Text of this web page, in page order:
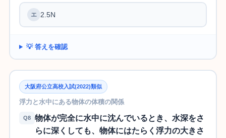
2.5N
💡 答えを確認
大阪府公立高校入試(2022)類似
浮力と水中にある物体の体積の関係
Q8
物体が完全に水中に沈んでいるとき、水深をさ
らに深くしても、物体にはたらく浮力の大きさ